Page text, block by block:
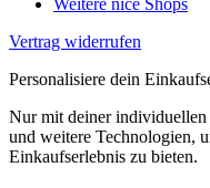
Weitere nice Shops
Vertrag widerrufen
Personalisiere dein
Nur mit deiner
und weitere Technologien,
Einkaufserlebnis zu bieten.